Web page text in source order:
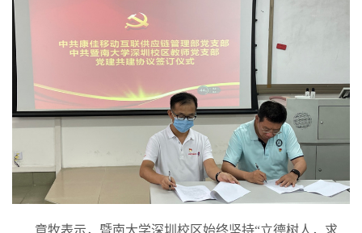
章牧表示，暨南大学深圳校区始终坚持“立德树人，求